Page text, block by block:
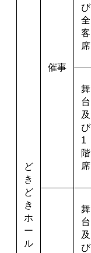
ど
き
ど
き
ホ
ー
ル
催事
び
全
客
席
舞
台
及
び
1
階
席
舞
台
及
び